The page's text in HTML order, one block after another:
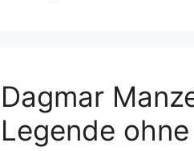
Dagmar
Legende